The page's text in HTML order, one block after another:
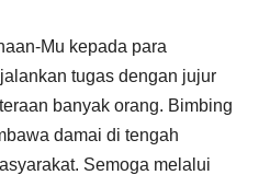
Mu kepada para
tugas dengan jujur
banyak orang. Bimbing
damai di tengah
Semoga melalui